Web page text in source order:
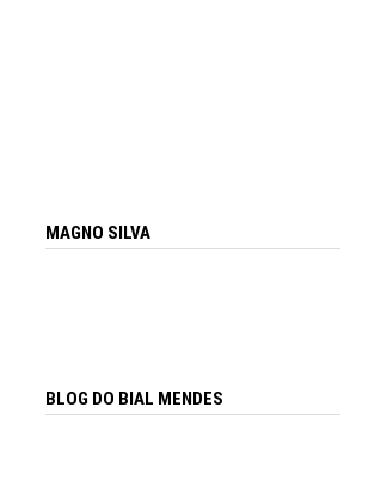
MAGNO SILVA
BLOG DO BIAL MENDES